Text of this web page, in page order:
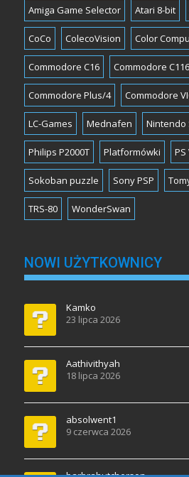
Amiga Game Selector Atari 8-bit
CoCo ColecoVision Color
Commodore C16 Commodore C116
Commodore Plus/4 Commodore
LC-Games Mednafen Nintendo
Philips P2000T Platformówki PS
Sokoban puzzle Sony PSP
TRS-80 WonderSwan
NOWI UŻYTKOWNICY
Kamko
23 lipca 2026
Aathivithyah
18 lipca 2026
absolwent1
9 czerwca 2026